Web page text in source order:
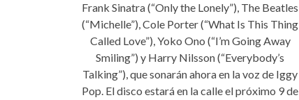
Frank Sinatra (“Only the Lonely”), The Beatles
(“Michelle”), Cole Porter (“What Is This Thing
Called Love”), Yoko Ono (“I’m Going Away
Smiling”) y Harry Nilsson (“Everybody’s
Talking”), que sonarán ahora en la voz de Iggy
Pop. El disco estará en la calle el próximo 9 de